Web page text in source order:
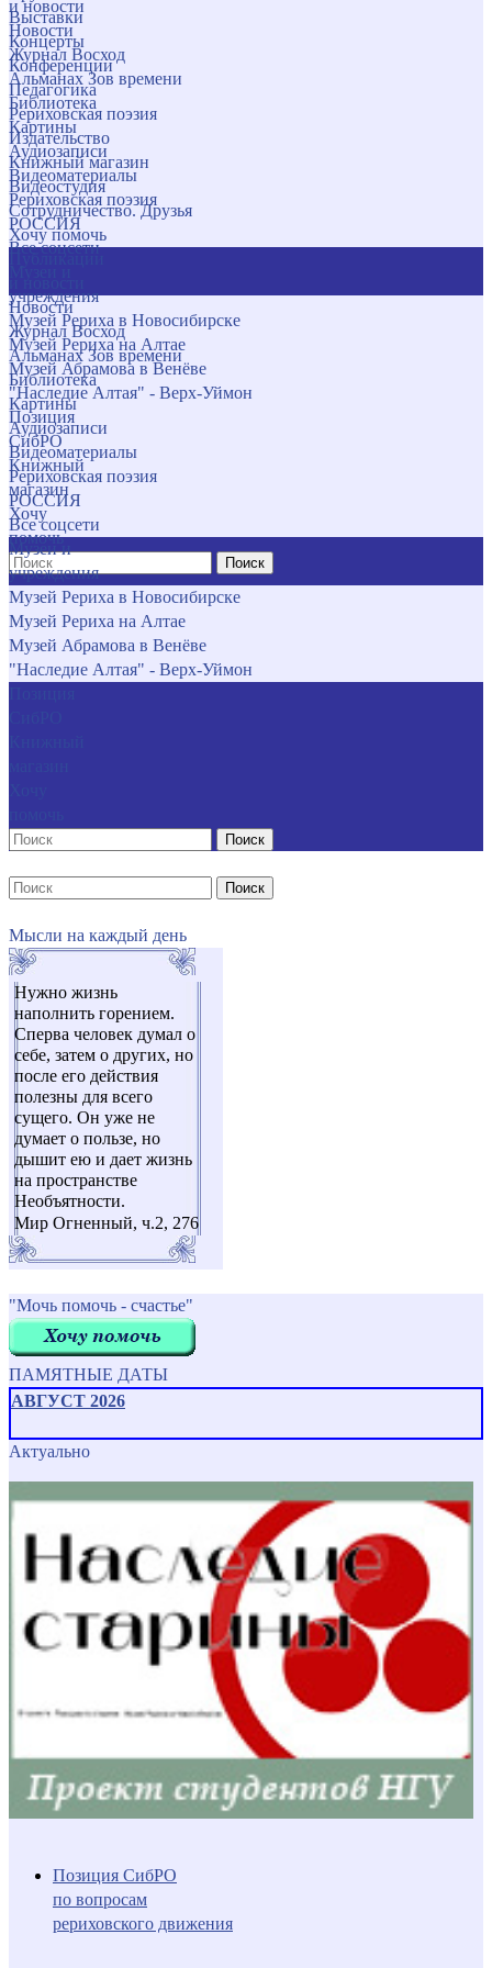
и новости
Новости
Журнал Восход
Альманах Зов времени
Библиотека
Картины
Аудиозаписи
Видеоматериалы
Рериховская поэзия
РОССИЯ
Все соцсети
учреждения
Музей Рериха в Новосибирске
Музей Рериха на Алтае
Музей Абрамова в Венёве
"Наследие Алтая" - Верх-Уймон
Позиция
СибРО
Книжный
магазин
Хочу
помочь
Поиск
Выставки
Концерты
Конференции
Педагогика
Рериховская поэзия
Издательство
Книжный магазин
Видеостудия
Сотрудничество. Друзья
Хочу помочь
Новости
Журнал Восход
Альманах Зов времени
Библиотека
Картины
Аудиозаписи
Видеоматериалы
Рериховская поэзия
РОССИЯ
Все соцсети
Музеи и
учреждения
Музей Рериха в Новосибирске
Музей Рериха на Алтае
Музей Абрамова в Венёве
"Наследие Алтая" - Верх-Уймон
Поиск
Поиск
Мысли на каждый день
Нужно жизнь
наполнить горением.
Сперва человек думал о
себе, затем о других, но
после его действия
полезны для всего
сущего. Он уже не
думает о пользе, но
дышит ею и дает жизнь
на пространстве
Необъятности.
Мир Огненный, ч.2, 276
"Мочь помочь - счастье"
ПАМЯТНЫЕ ДАТЫ
АВГУСТ 2026
Актуально
Позиция СибРО
по вопросам
рериховского движения